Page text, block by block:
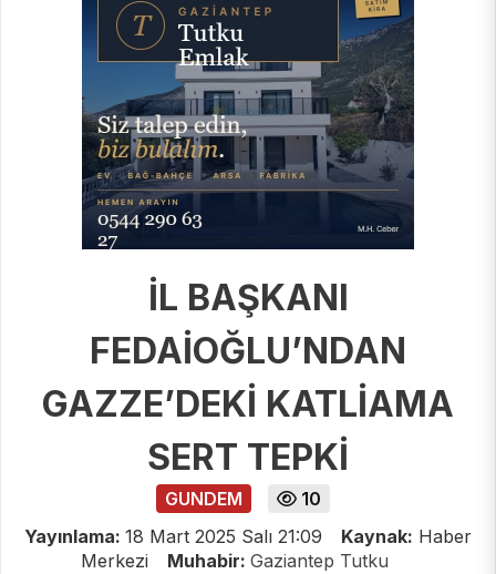
İL BAŞKANI
FEDAİOĞLU’NDAN
GAZZE’DEKİ KATLİAMA
SERT TEPKİ
GUNDEM
10
Yayınlama: 18 Mart 2025 Salı 21:09 Kaynak: Haber
Merkezi
Muhabir: Gaziantep Tutku